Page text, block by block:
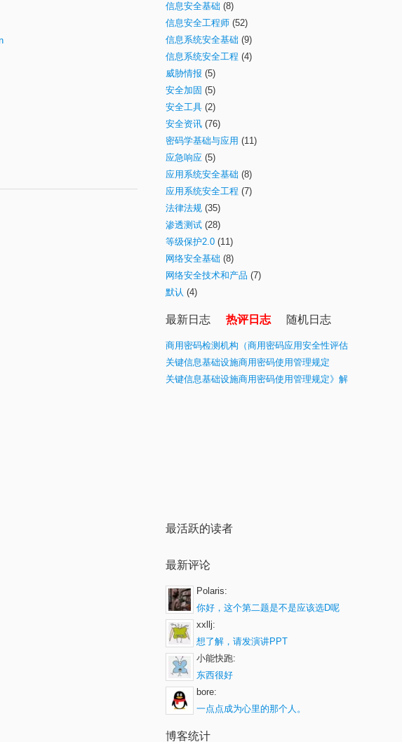
信息安全基础 (8)
信息安全工程师 (52)
信息系统安全基础 (9)
信息系统安全工程 (4)
威胁情报 (5)
安全加固 (5)
安全工具 (2)
安全资讯 (76)
密码学基础与应用 (11)
应急响应 (5)
应用系统安全基础 (8)
应用系统安全工程 (7)
法律法规 (35)
渗透测试 (28)
等级保护2.0 (11)
网络安全基础 (8)
网络安全技术和产品 (7)
默认 (4)
最新日志 热评日志 随机日志
商用密码检测机构（商用密码应用安全性评估
业务）目录(最新)
关键信息基础设施商用密码使用管理规定
关键信息基础设施商用密码使用管理规定》解
最活跃的读者
最新评论
Polaris:
你好，这个第二题是不是应该选D呢
xxllj:
想了解，请发演讲PPT
小能快跑:
东西很好
bore:
一点点成为心里的那个人。
博客统计